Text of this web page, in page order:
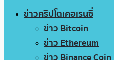
ข่าวคริปโตเคอเรนซี่
ข่าว Bitcoin
ข่าว Ethereum